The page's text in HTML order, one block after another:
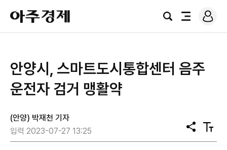
아
주
경
검
전
로
그
안양시, 스마트도시통합센터 음주
운전자 검거 맹활약
(안양) 박재천 기자
입력 2023-07-27 13:25
공
유
텍
스